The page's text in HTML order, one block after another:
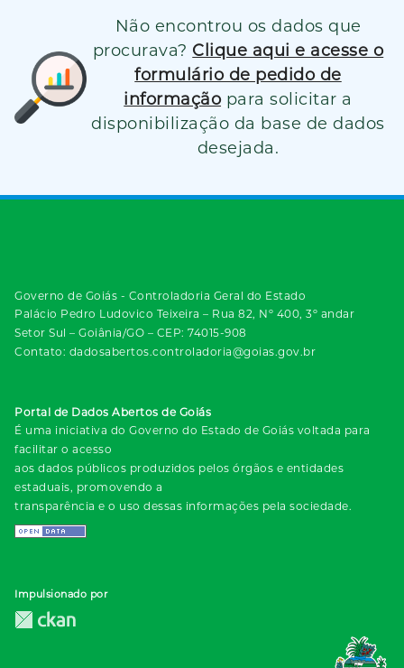
Não encontrou os dados que
procurava? Clique aqui e acesse o
formulário de pedido de
informação para solicitar a
disponibilização da base de dados
desejada.
Governo de Goiás - Controladoria Geral do Estado
Palácio Pedro Ludovico Teixeira – Rua 82, Nº 400, 3º andar
Setor Sul – Goiânia/GO – CEP: 74015-908
Contato: dadosabertos.controladoria@goias.gov.br
Portal de Dados Abertos de Goiás
É uma iniciativa do Governo do Estado de Goiás voltada para
facilitar o acesso
aos dados públicos produzidos pelos órgãos e entidades
estaduais, promovendo a
transparência e o uso dessas informações pela sociedade.
Impulsionado por